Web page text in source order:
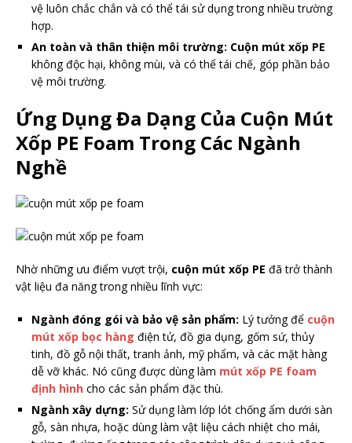
vệ luôn chắc chắn và có thể tái sử dụng trong nhiều trường
hợp.
An toàn và thân thiện môi trường: Cuộn mút xốp PE
không độc hại, không mùi, và có thể tái chế, góp phần bảo
vệ môi trường.
Ứng Dụng Đa Dạng Của Cuộn Mút
Xốp PE Foam Trong Các Ngành
Nghề
Nhờ những ưu điểm vượt trội, cuộn mút xốp PE đã trở thành
vật liệu đa năng trong nhiều lĩnh vực:
Ngành đóng gói và bảo vệ sản phẩm: Lý tưởng để cuộn
mút xốp bọc hàng điện tử, đồ gia dụng, gốm sứ, thủy
tinh, đồ gỗ nội thất, tranh ảnh, mỹ phẩm, và các mặt hàng
dễ vỡ khác. Nó cũng được dùng làm mút xốp PE foam
định hình cho các sản phẩm đặc thù.
Ngành xây dựng: Sử dụng làm lớp lót chống ẩm dưới sàn
gỗ, sàn nhựa, hoặc dùng làm vật liệu cách nhiệt cho mái,